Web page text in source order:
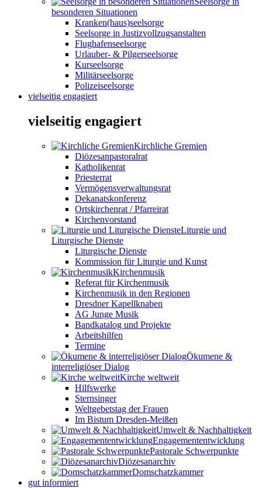
besonderen Situationen
Kranken(haus)seelsorge
Seelsorge in Justizvollzugsanstalten
Flughafenseelsorge
Urlauber- & Pilgerseelsorge
Kurseelsorge
Militärseelsorge
Polizeiseelsorge
vielseitig engagiert
vielseitig engagiert
Kirchliche Gremien
Diözesanpastoralrat
Katholikenrat
Priesterrat
Vermögensverwaltungsrat
Dekanatskonferenz
Ortskirchenrat / Pfarreirat
Kirchenvorstand
Liturgie und
Liturgische Dienste
Liturgische Dienste
Kommission für Liturgie und Kunst
Kirchenmusik
Referat für Kirchenmusik
Kirchenmusik in den Regionen
Dresdner Kapellknaben
AG Junge Musik
Bandkatalog und Projekte
Arbeitshilfen
Termine
Ökumene &
interreligiöser Dialog
Kirche weltweit
Hilfswerke
Sternsinger
Weltgebetstag der Frauen
Im Bistum Dresden-Meißen
Umwelt & Nachhaltigkeit
Engagemententwicklung
Pastorale Schwerpunkte
Diözesanarchiv
Domschatzkammer
gut informiert